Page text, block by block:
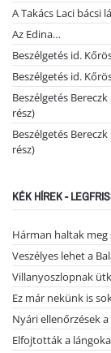
A Takács Laci bácsi
Az Edina…
Beszélgetés id.
Beszélgetés id.
Beszélgetés
rész)
Beszélgetés
rész)
KÉK HÍREK -
Hárman haltak
Veszélyes lehet a
Villanyoszlopnak
Ez már nekünk is
Nyári ellenőrzések
Elfojtották a